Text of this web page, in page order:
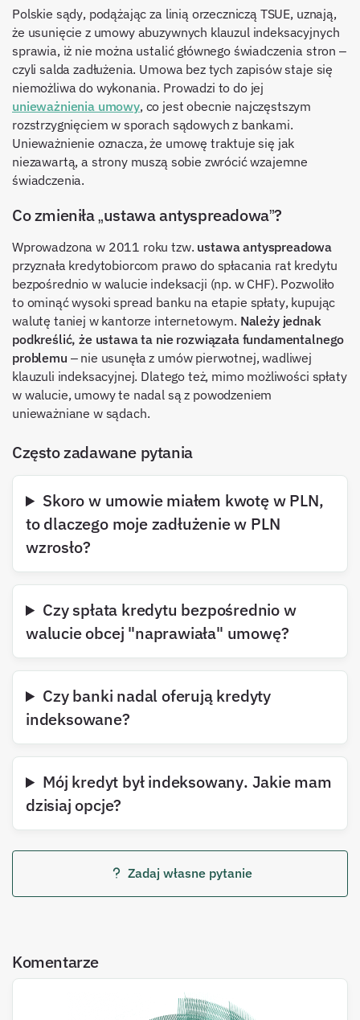
Polskie sądy, podążając za linią orzeczniczą TSUE, uznają,
że usunięcie z umowy abuzywnych klauzul indeksacyjnych
sprawia, iż nie można ustalić głównego świadczenia stron –
czyli salda zadłużenia. Umowa bez tych zapisów staje się
niemożliwa do wykonania. Prowadzi to do jej
unieważnienia umowy, co jest obecnie najczęstszym
rozstrzygnięciem w sporach sądowych z bankami.
Unieważnienie oznacza, że umowę traktuje się jak
niezawartą, a strony muszą sobie zwrócić wzajemne
świadczenia.
Co zmieniła „ustawa antyspreadowa”?
Wprowadzona w 2011 roku tzw. ustawa antyspreadowa
przyznała kredytobiorcom prawo do spłacania rat kredytu
bezpośrednio w walucie indeksacji (np. w CHF). Pozwoliło
to ominąć wysoki spread banku na etapie spłaty, kupując
walutę taniej w kantorze internetowym. Należy jednak
podkreślić, że ustawa ta nie rozwiązała fundamentalnego
problemu – nie usunęła z umów pierwotnej, wadliwej
klauzuli indeksacyjnej. Dlatego też, mimo możliwości spłaty
w walucie, umowy te nadal są z powodzeniem
unieważniane w sądach.
Często zadawane pytania
Skoro w umowie miałem kwotę w PLN,
to dlaczego moje zadłużenie w PLN
wzrosło?
Czy spłata kredytu bezpośrednio w
walucie obcej "naprawiała" umowę?
Czy banki nadal oferują kredyty
indeksowane?
Mój kredyt był indeksowany. Jakie mam
dzisiaj opcje?
Zadaj własne pytanie
Komentarze